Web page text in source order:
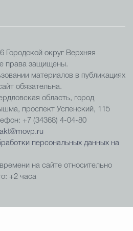
Городской округ Верхняя
права защищены.
материалов в публикациях
обязательна.
область, город
проспект Успенский, 115
+7 (34368) 4-04-80
персональных данных на
на сайте относительно
+2 часа